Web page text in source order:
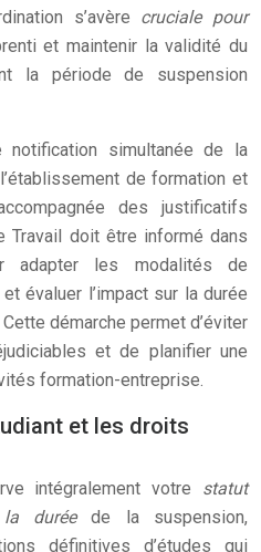
s’avère cruciale pour
et maintenir la validité du
la période de suspension
notification simultanée de la
de formation et
des justificatifs
Travail doit être informé dans
adapter les modalités de
évaluer l’impact sur la durée
démarche permet d’éviter
et de planifier une
formation-entreprise.
et les droits
intégralement votre statut
duréede la suspension,
définitives d’études qui